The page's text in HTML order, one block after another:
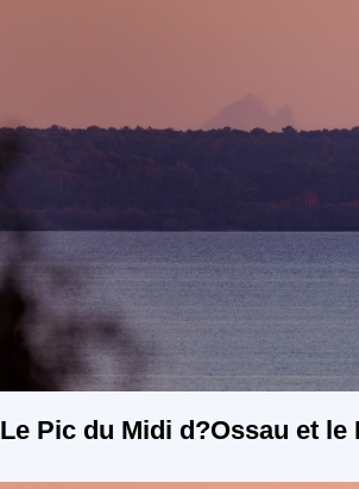
Le Pic du Midi d?Ossau et